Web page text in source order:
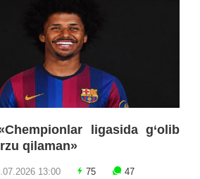
ligasida g‘olib
qilaman»
13:00 75 47